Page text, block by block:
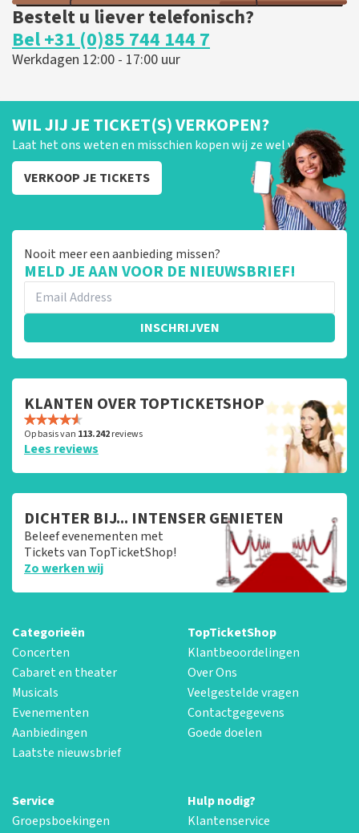
Bestelt u liever telefonisch?
Bel +31 (0)85 744 144 7
Werkdagen 12:00 - 17:00 uur
WIL JIJ JE TICKET(S) VERKOPEN?
Laat het ons weten en misschien kopen wij ze wel van je!
VERKOOP JE TICKETS
Nooit meer een aanbieding missen?
MELD JE AAN VOOR DE NIEUWSBRIEF!
INSCHRIJVEN
KLANTEN OVER TOPTICKETSHOP
Op basis van 113.242reviews
Lees reviews
DICHTER BIJ... INTENSER GENIETEN
Beleef evenementen met
Tickets van TopTicketShop!
Zo werken wij
Categorieën
Concerten
Cabaret en theater
Musicals
Evenementen
Aanbiedingen
Laatste nieuwsbrief
TopTicketShop
Klantbeoordelingen
Over Ons
Veelgestelde vragen
Contactgegevens
Goede doelen
Service
Groepsboekingen
Hulp nodig?
Klantenservice